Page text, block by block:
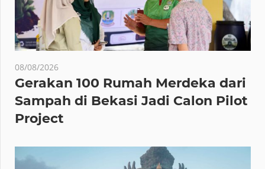
08/08/2026
Gerakan 100 Rumah Merdeka dari
Sampah di Bekasi Jadi Calon Pilot
Project